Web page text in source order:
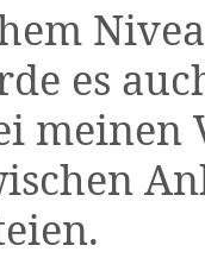
es
meinen